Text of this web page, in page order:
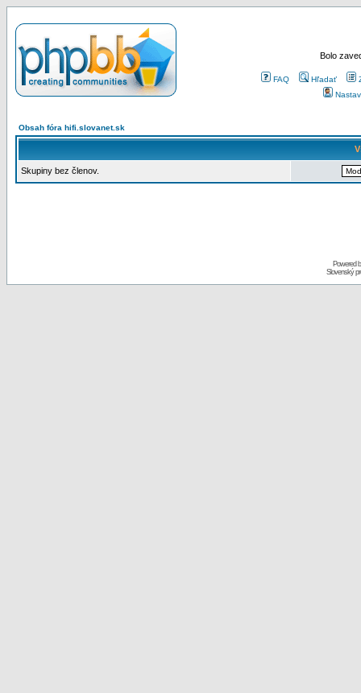
Bolo
FAQ Hľadať
Obsah fóra hifi.slovanet.sk
Skupiny bez členov.
Powered
Slovenský